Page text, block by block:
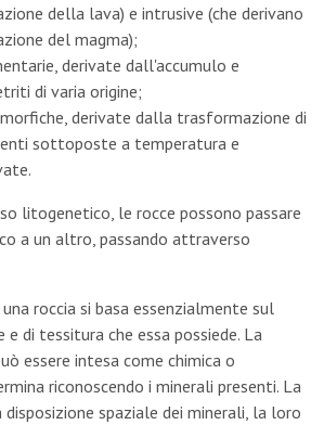
della lava) e intrusive (che derivano
del magma);
derivate dall'accumulo e
di varia origine;
derivate dalla trasformazione di
sottoposte a temperatura e
litogenetico, le rocce possono passare
a un altro, passando attraverso
roccia si basa essenzialmente sul
di tessitura che essa possiede. La
essere intesa come chimica o
riconoscendo i minerali presenti. La
spaziale dei minerali, la loro